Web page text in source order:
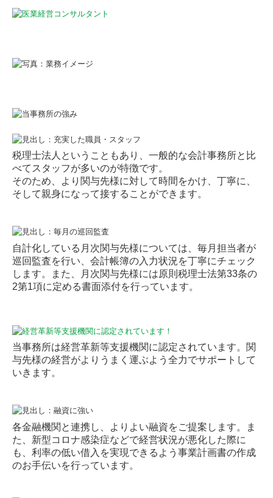
医業経営コンサルタント
よくある質問
税理士法人ということもあり、一般的な会計事務所と比
べてスタッフが多いのが特徴です。
そのため、より関与先様に対して時間をかけ、丁寧に、
そして親身になって接することができます。
自計化している月次関与先様については、毎月担当者が
巡回監査を行い、会計帳簿の入力状況を丁寧にチェック
します。また、月次関与先様には原則税理士法第33条の
2第1項に定める書面添付を行っています。
当事務所は経営革新等支援機関に認定されています。関
与先様の経営がよりうまく運ぶよう全力でサポートして
いきます。
各金融機関と連携し、よりよい融資をご提案します。ま
た、新型コロナ感染症などで経営状況が悪化した際に
も、利率の低い借入を実現できるよう事業計画書の作成
のお手伝いを行っています。